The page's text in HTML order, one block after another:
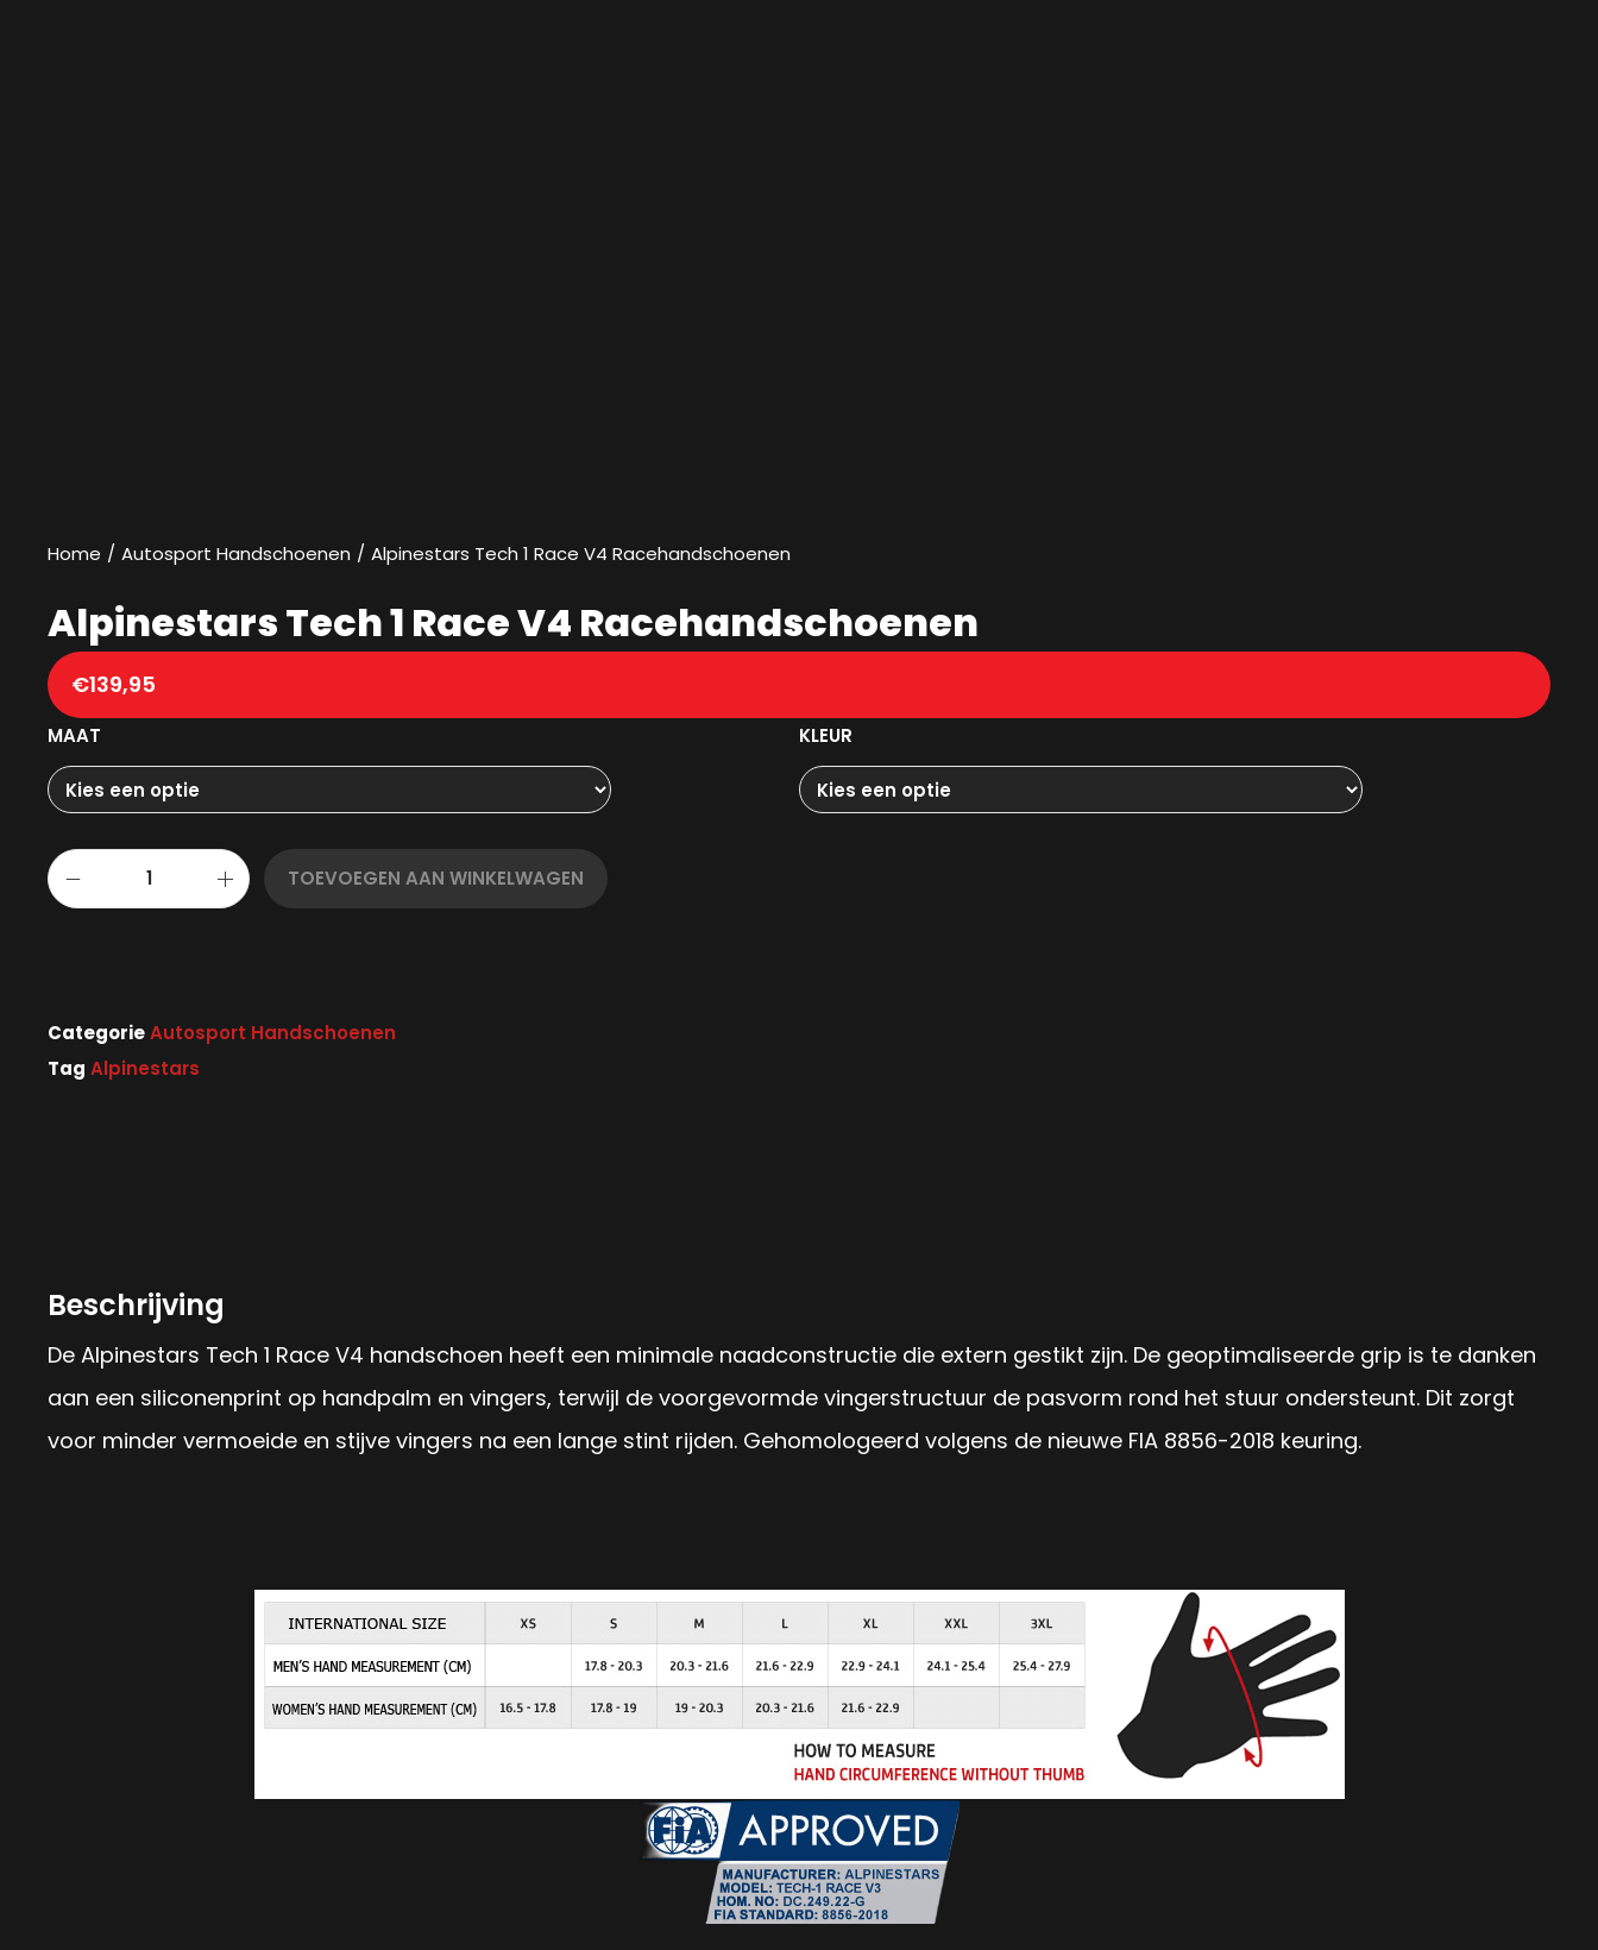
Home / Autosport Handschoenen / Alpinestars Tech 1 Race V4 Racehandschoenen
Alpinestars Tech 1 Race V4 Racehandschoenen
€139,95
MAAT KLEUR
TOEVOEGEN AAN WINKELWAGEN
CategorieAutosport Handschoenen
Tag Alpinestars
Beschrijving
De Alpinestars Tech 1 Race V4 handschoen heeft een minimale naadconstructie die extern gestikt zijn. De geoptimaliseerde grip is te danken
aan een siliconenprint op handpalm en vingers, terwijl de voorgevormde vingerstructuur de pasvorm rond het stuur ondersteunt. Dit zorgt
voor minder vermoeide en stijve vingers na een lange stint rijden. Gehomologeerd volgens de nieuwe FIA 8856-2018 keuring.